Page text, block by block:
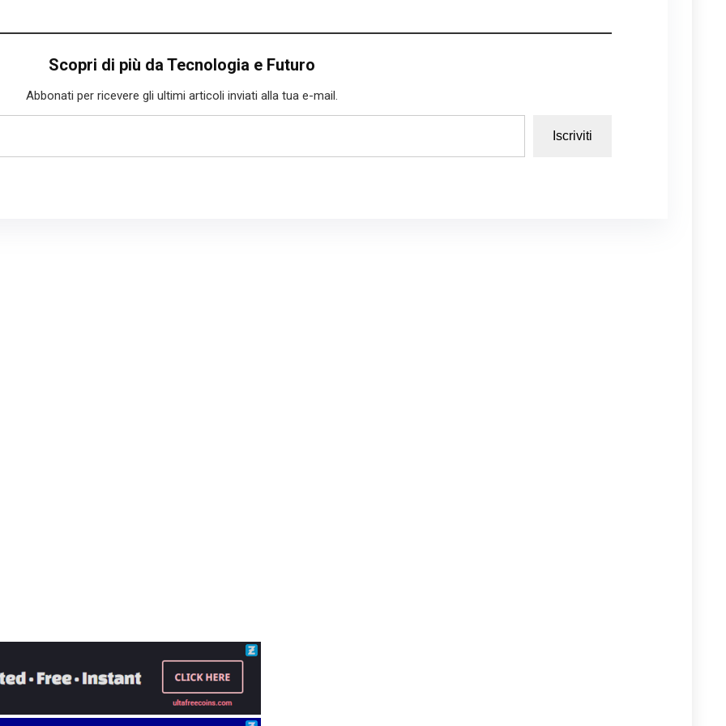
Scopri di più da Tecnologia e Futuro
Abbonati per ricevere gli ultimi articoli inviati alla tua e-mail.
Iscriviti